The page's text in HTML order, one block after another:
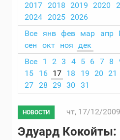
2017
2018 2019 2020
2024
2025
2026
Все янв фев мар апр
сен
окт ноя дек
Все
1 2 3 4 5 6 7 8
15
16 17 18 19 20 21
27
28 29 30 31
НОВОСТИ чт, 17/12/
Эдуард